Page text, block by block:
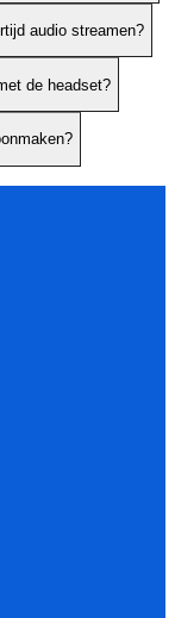
audio streamen?
de headset?